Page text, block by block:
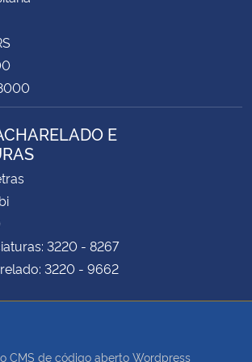
E
3220 - 8267
3220 - 9662
CMS de código aberto Wordpress